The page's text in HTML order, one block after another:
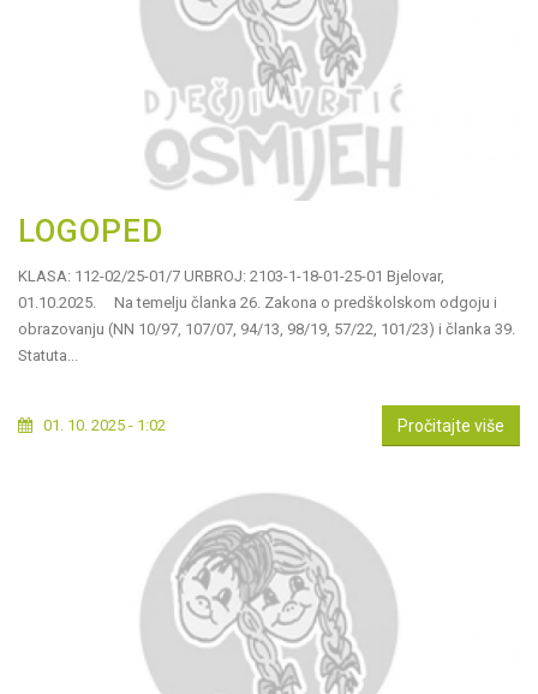
LOGOPED
KLASA: 112-02/25-01/7 URBROJ: 2103-1-18-01-25-01 Bjelovar,
01.10.2025. Na temelju članka 26. Zakona o predškolskom odgoju i
obrazovanju (NN 10/97, 107/07, 94/13, 98/19, 57/22, 101/23) i članka 39.
Statuta...
01. 10. 2025 - 1:02 Pročitajte više